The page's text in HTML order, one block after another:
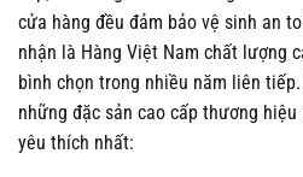
cửa hàng đều đảm bảo vệ sinh an
nhận là Hàng Việt Nam chất lượng
bình chọn trong nhiều năm liên
những đặc sản cao cấp thương
yêu thích nhất: